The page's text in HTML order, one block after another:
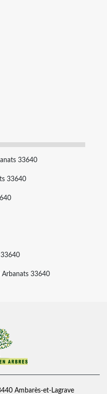
33640
33640
33640
Arbanats 33640
Ambarès-et-Lagrave